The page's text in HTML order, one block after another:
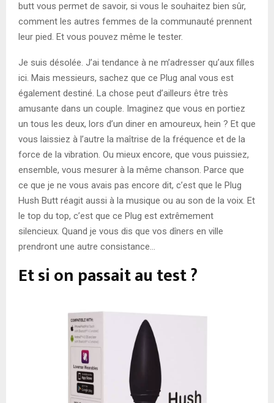
butt vous permet de savoir, si vous le souhaitez bien sûr,
comment les autres femmes de la communauté prennent
leur pied. Et vous pouvez même le tester.
Je suis désolée. J’ai tendance à ne m’adresser qu’aux filles
ici. Mais messieurs, sachez que ce Plug anal vous est
également destiné. La chose peut d’ailleurs être très
amusante dans un couple. Imaginez que vous en portiez
un tous les deux, lors d’un diner en amoureux, hein ? Et que
vous laissiez à l’autre la maîtrise de la fréquence et de la
force de la vibration. Ou mieux encore, que vous puissiez,
ensemble, vous mesurer à la même chanson. Parce que
ce que je ne vous avais pas encore dit, c’est que le Plug
Hush Butt réagit aussi à la musique ou au son de la voix. Et
le top du top, c’est que ce Plug est extrêmement
silencieux. Quand je vous dis que vos dîners en ville
prendront une autre consistance…
Et si on passait au test ?